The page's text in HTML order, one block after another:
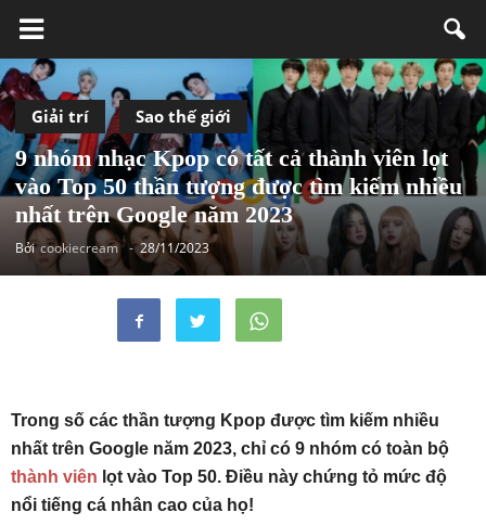
Giải trí Sao thế giới
9 nhóm nhạc Kpop có tất cả thành viên lọt
vào Top 50 thần tượng được tìm kiếm nhiều
nhất trên Google năm 2023
Bởicookiecream - 28/11/2023
Trong số các thần tượng Kpop được tìm kiếm nhiều
nhất trên Google năm 2023, chỉ có 9 nhóm có toàn bộ
thành viên lọt vào Top 50. Điều này chứng tỏ mức độ
nổi tiếng cá nhân cao của họ!